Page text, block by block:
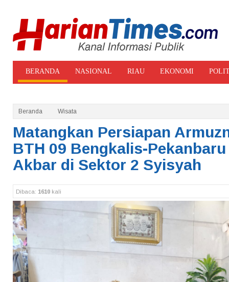
BERANDA NASIONAL RIAU EKONOMI
Beranda Wisata
Matangkan Persiapan
BTH 09 Bengkalis-
Akbar di Sektor 2 Syisyah
Dibaca: 1610 kali